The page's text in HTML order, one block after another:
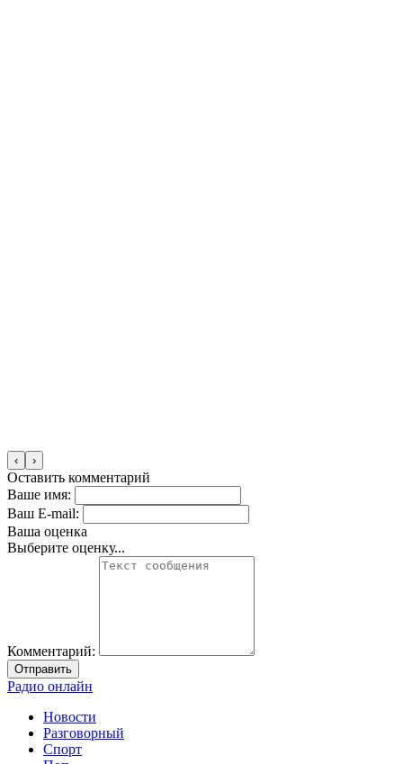
‹ ›
Оставить комментарий
Ваше имя:
Ваш E-mail:
Ваша оценка
Выберите оценку...
Комментарий:
Отправить
Радио онлайн
Новости
Разговорный
Спорт